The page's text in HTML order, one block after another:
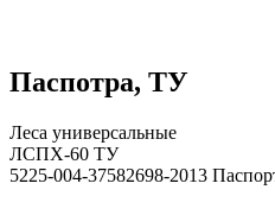
Паспотра, ТУ
Леса универсальные
ЛСПХ-60 ТУ
5225-004-37582698-2013